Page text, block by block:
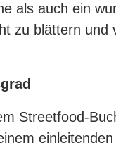
als auch ein
zu blättern und
Streetfood-